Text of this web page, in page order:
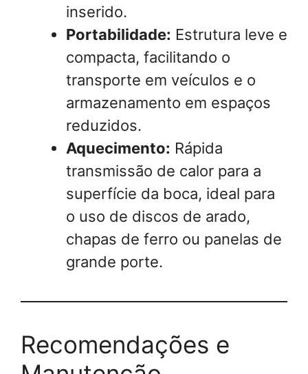
inserido.
Portabilidade: Estrutura leve e
compacta, facilitando o
transporte em veículos e o
armazenamento em espaços
reduzidos.
Aquecimento: Rápida
transmissão de calor para a
superfície da boca, ideal para
o uso de discos de arado,
chapas de ferro ou panelas de
grande porte.
Recomendações e